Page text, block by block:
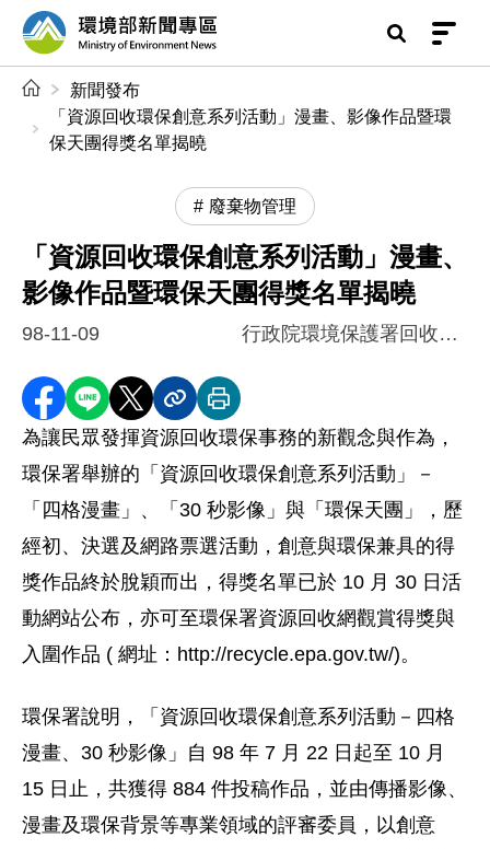
前往中央內容區塊
環境部新聞專區
新聞發布
「資源回收環保創意系列活動」漫畫、影像作品暨環
保天團得獎名單揭曉
廢棄物管理
「資源回收環保創意系列活動」漫畫、
影像作品暨環保天團得獎名單揭曉
98-11-09 行政院環境保護署回收基管會
分享至 Facebook
分享到 LINE
分享到 X分享內容連結
列印本頁
為讓民眾發揮資源回收環保事務的新觀念與作為，
環保署舉辦的「資源回收環保創意系列活動」－
「四格漫畫」、「30 秒影像」與「環保天團」，歷
經初、決選及網路票選活動，創意與環保兼具的得
獎作品終於脫穎而出，得獎名單已於 10 月 30 日活
動網站公布，亦可至環保署資源回收網觀賞得獎與
入圍作品 ( 網址：http://recycle.epa.gov.tw/)。
環保署說明，「資源回收環保創意系列活動－四格
漫畫、30 秒影像」自 98 年 7 月 22 日起至 10 月
15 日止，共獲得 884 件投稿作品，並由傳播影像、
漫畫及環保背景等專業領域的評審委員，以創意